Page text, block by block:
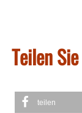
Teilen
teilen